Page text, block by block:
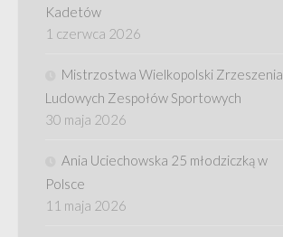
Kadetów
1 czerwca 2026
Mistrzostwa Wielkopolski Zrzeszenia
Ludowych Zespołów Sportowych
30 maja 2026
Ania Uciechowska 25 młodziczką w
Polsce
11 maja 2026